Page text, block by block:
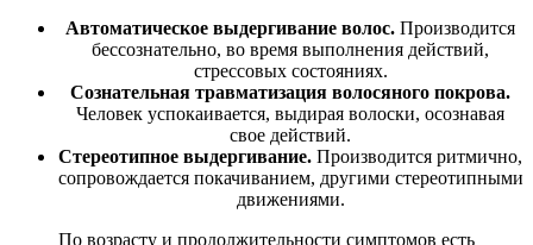
Автоматическое выдергивание волос. Производится
бессознательно, во время выполнения действий,
стрессовых состояниях.
Сознательная травматизация волосяного покрова.
Человек успокаивается, выдирая волоски, осознавая
свое действий.
Стереотипное выдергивание. Производится ритмично,
сопровождается покачиванием, другими стереотипными
движениями.
По возрасту и продолжительности симптомов есть